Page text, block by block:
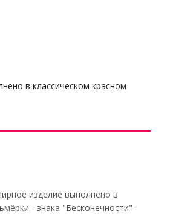
в классическом красном
изделие выполнено в
- знака "Бесконечности" -